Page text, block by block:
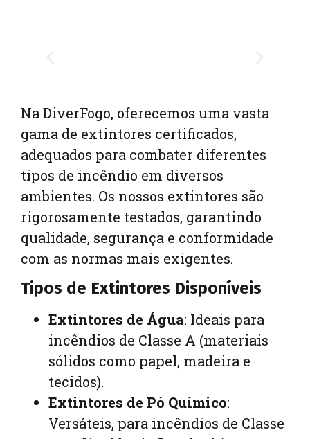
Na DiverFogo, oferecemos uma vasta
gama de extintores certificados,
adequados para combater diferentes
tipos de incêndio em diversos
ambientes. Os nossos extintores são
rigorosamente testados, garantindo
qualidade, segurança e conformidade
com as normas mais exigentes.
Tipos de Extintores Disponíveis
Extintores de Água: Ideais para
incêndios de Classe A (materiais
sólidos como papel, madeira e
tecidos).
Extintores de Pó Químico:
Versáteis, para incêndios de Classe